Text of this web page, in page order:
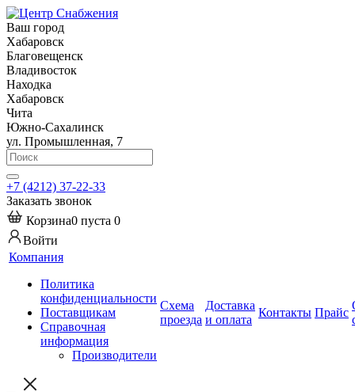
Ваш город
Хабаровск
Благовещенск
Владивосток
Находка
Хабаровск
Чита
Южно-Сахалинск
ул. Промышленная, 7
+7 (4212) 37-22-33
Заказать звонок
Корзина0 пуста 0
Войти
Компания
Политика
конфиденциальности
Поставщикам
Справочная
информация
Производители
Схема
проезда
Доставка
и оплата
Контакты Прайс